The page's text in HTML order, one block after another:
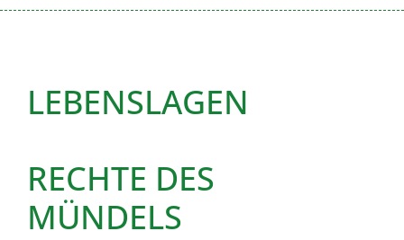
LEBENSLAGEN
RECHTE DES
MÜNDELS